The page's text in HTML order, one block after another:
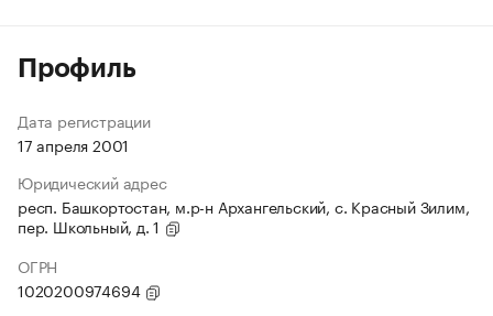
Профиль
Дата регистрации
17 апреля 2001
Юридический адрес
респ. Башкортостан, м.р-н Архангельский, с. Красный Зилим,
пер. Школьный, д. 1
ОГРН
1020200974694